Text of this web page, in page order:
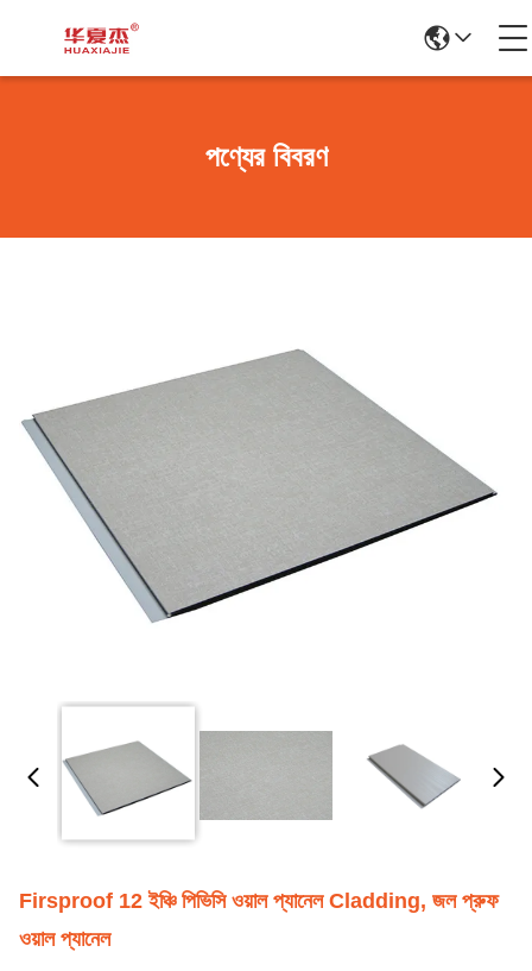
পণ্যের বিবরণ
Firsproof 12 ইঞ্চি পিভিসি ওয়াল প্যানেল Cladding, জল প্রুফ
ওয়াল প্যানেল